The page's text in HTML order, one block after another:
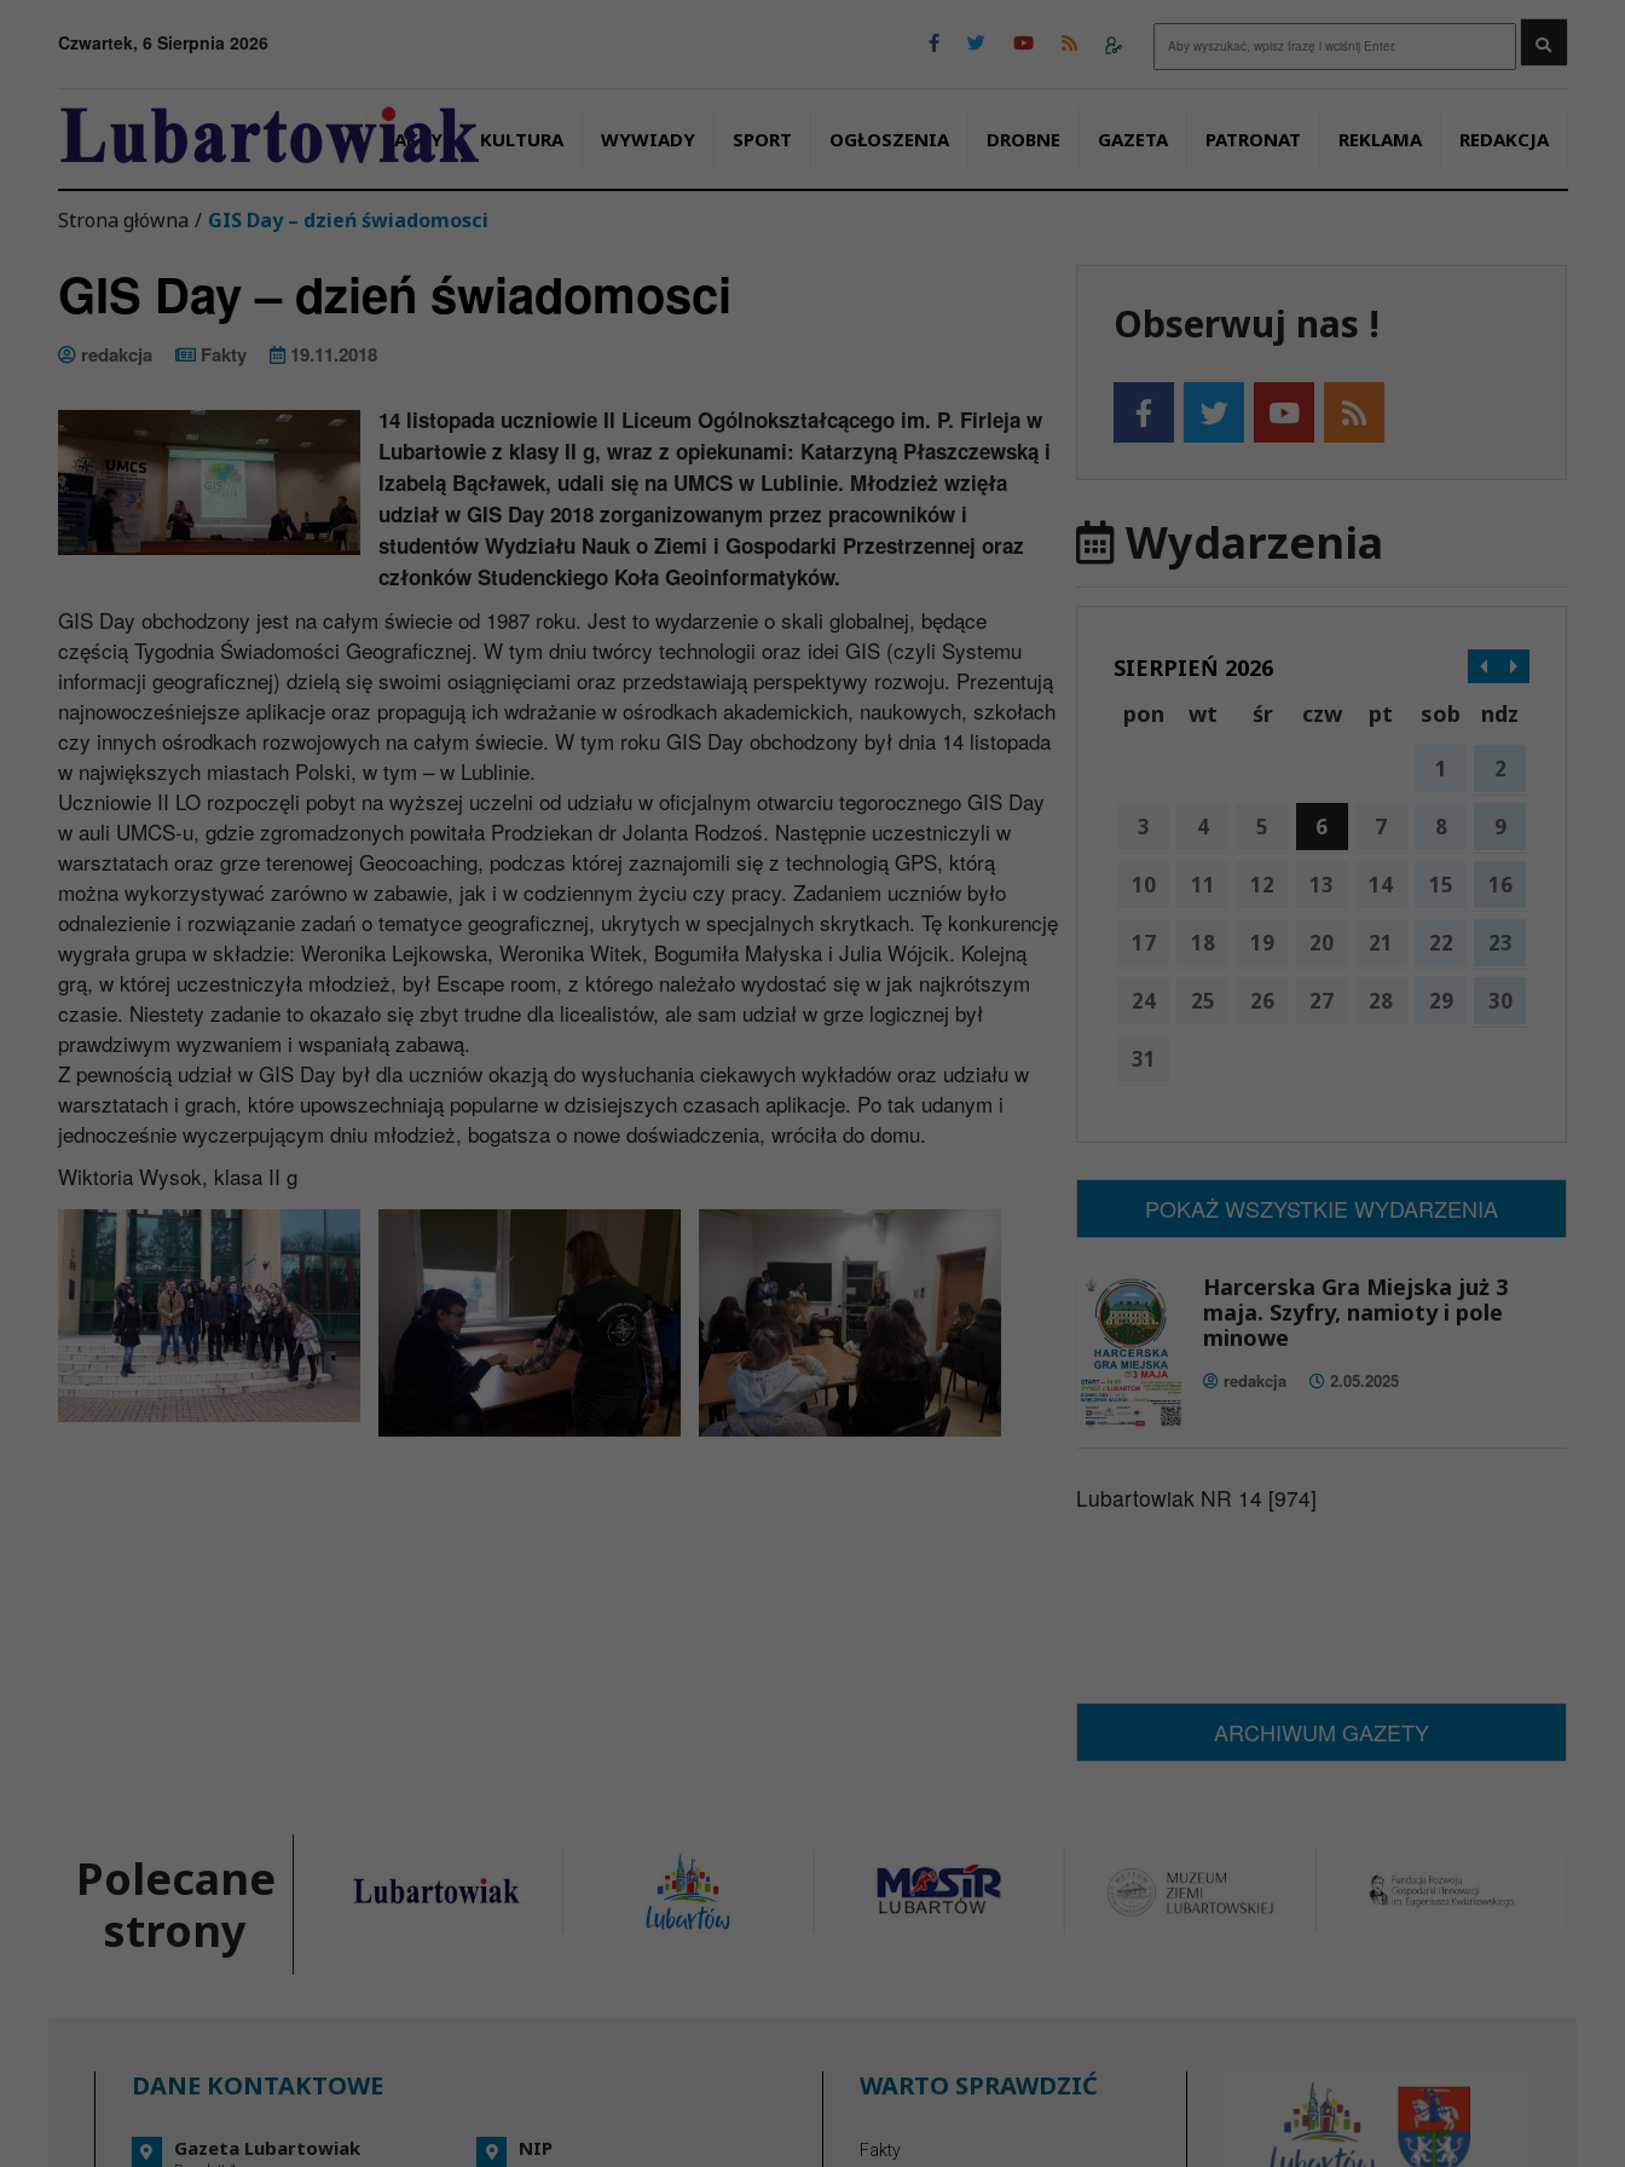
Czwartek, 6 Sierpnia 2026
FAKTY KULTURA WYWIADY SPORT OGŁOSZENIA DROBNE GAZETA PATRONAT REKLAMA REDAKCJA
Strona główna / GIS Day – dzień świadomosci
GIS Day – dzień świadomosci
redakcja Fakty 19.11.2018
14 listopada uczniowie II Liceum Ogólnokształcącego im. P. Firleja w
Lubartowie z klasy II g, wraz z opiekunami: Katarzyną Płaszczewską i
Izabelą Bącławek, udali się na UMCS w Lublinie. Młodzież wzięła
udział w GIS Day 2018 zorganizowanym przez pracowników i
studentów Wydziału Nauk o Ziemi i Gospodarki Przestrzennej oraz
członków Studenckiego Koła Geoinformatyków.
GIS Day obchodzony jest na całym świecie od 1987 roku. Jest to wydarzenie o skali globalnej, będące
częścią Tygodnia Świadomości Geograficznej. W tym dniu twórcy technologii oraz idei GIS (czyli Systemu
informacji geograficznej) dzielą się swoimi osiągnięciami oraz przedstawiają perspektywy rozwoju. Prezentują
najnowocześniejsze aplikacje oraz propagują ich wdrażanie w ośrodkach akademickich, naukowych, szkołach
czy innych ośrodkach rozwojowych na całym świecie. W tym roku GIS Day obchodzony był dnia 14 listopada
w największych miastach Polski, w tym – w Lublinie.
Uczniowie II LO rozpoczęli pobyt na wyższej uczelni od udziału w oficjalnym otwarciu tegorocznego GIS Day
w auli UMCS-u, gdzie zgromadzonych powitała Prodziekan dr Jolanta Rodzoś. Następnie uczestniczyli w
warsztatach oraz grze terenowej Geocoaching, podczas której zaznajomili się z technologią GPS, którą
można wykorzystywać zarówno w zabawie, jak i w codziennym życiu czy pracy. Zadaniem uczniów było
odnalezienie i rozwiązanie zadań o tematyce geograficznej, ukrytych w specjalnych skrytkach. Tę konkurencję
wygrała grupa w składzie: Weronika Lejkowska, Weronika Witek, Bogumiła Małyska i Julia Wójcik. Kolejną
grą, w której uczestniczyła młodzież, był Escape room, z którego należało wydostać się w jak najkrótszym
czasie. Niestety zadanie to okazało się zbyt trudne dla licealistów, ale sam udział w grze logicznej był
prawdziwym wyzwaniem i wspaniałą zabawą.
Z pewnością udział w GIS Day był dla uczniów okazją do wysłuchania ciekawych wykładów oraz udziału w
warsztatach i grach, które upowszechniają popularne w dzisiejszych czasach aplikacje. Po tak udanym i
jednocześnie wyczerpującym dniu młodzież, bogatsza o nowe doświadczenia, wróciła do domu.
Wiktoria Wysok, klasa II g
Obserwuj nas !
Wydarzenia
SIERPIEŃ 2026
pon
wt śr czw pt sob ndz
1 2
3 4 5 6 7 8 9
10 11 12 13 14 15 16
17 18 19 20 21 22 23
24 25 26 27 28 29 30
31
POKAŻ WSZYSTKIE WYDARZENIA
Harcerska Gra Miejska już 3
maja. Szyfry, namioty i pole
minowe
redakcja 2.05.2025
Lubartowiak NR 14 [974]
ARCHIWUM GAZETY
Polecane
strony
DANE KONTAKTOWE
Gazeta Lubartowiak NIP
WARTO SPRAWDZIĆ
Fakty